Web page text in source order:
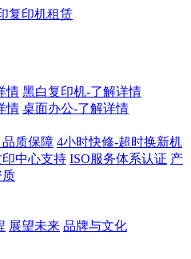
情 黑白复印机-了解详情
情 桌面办公-了解详情
质保障 4小时快修-超时换新机
印中心支持 ISO服务体系认证 产
质
展望未来 品牌与文化